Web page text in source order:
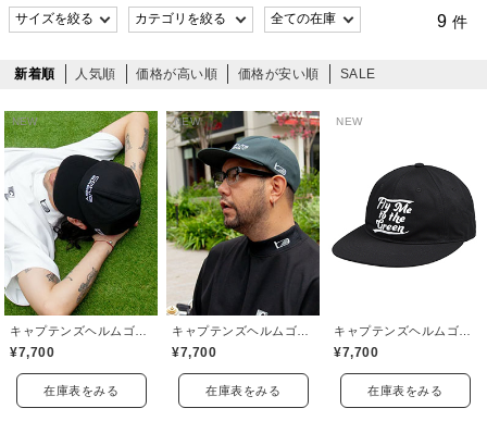
9 件
新着順 人気順 価格が高い順 価格が安い順 SALE
NEW
¥7,700
在庫表をみる
NEW
¥7,700
在庫表をみる
NEW
¥7,700
在庫表をみる